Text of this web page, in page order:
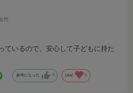
性
ているので、安心して子どもに持た
参考になった 0 Like! 0